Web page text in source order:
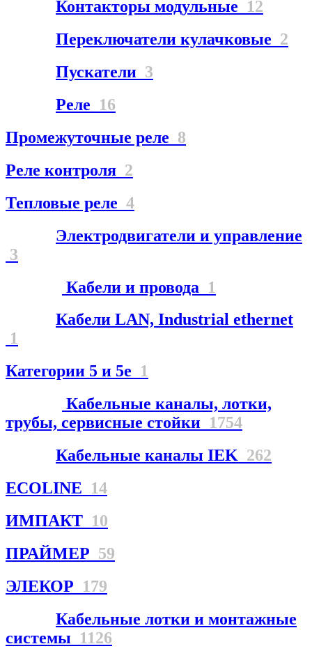
Контакторы модульные 12
Переключатели кулачковые 2
Пускатели 3
Реле 16
Промежуточные реле 8
Реле контроля 2
Тепловые реле 4
Электродвигатели и управление
3
Кабели и провода 1
Кабели LAN, Industrial ethernet
1
Категории 5 и 5е 1
Кабельные каналы, лотки,
трубы, сервисные стойки 1754
Кабельные каналы IEK 262
ECOLINE 14
ИМПАКТ 10
ПРАЙМЕР 59
ЭЛЕКОР 179
Кабельные лотки и монтажные
системы 1126